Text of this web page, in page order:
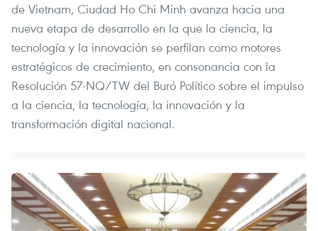
de Vietnam, Ciudad Ho Chi Minh avanza hacia una
nueva etapa de desarrollo en la que la ciencia, la
tecnología y la innovación se perfilan como motores
estratégicos de crecimiento, en consonancia con la
Resolución 57-NQ/TW del Buró Político sobre el impulso
a la ciencia, la tecnología, la innovación y la
transformación digital nacional.